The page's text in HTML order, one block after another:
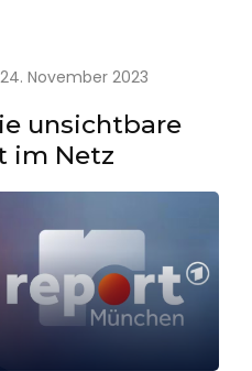
24. November 2023
unsichtbare
im Netz